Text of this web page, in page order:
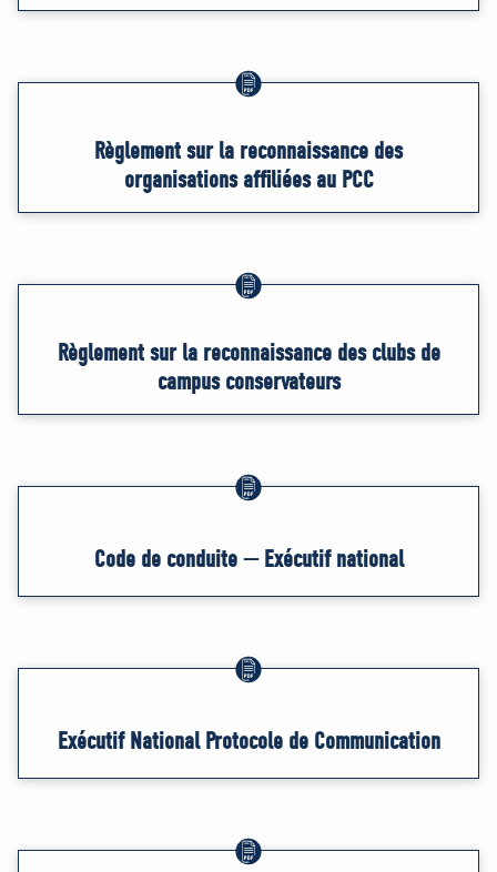
Règlement sur la reconnaissance des
organisations affiliées au PCC
Règlement sur la reconnaissance des clubs de
campus conservateurs
Code de conduite — Exécutif national
Exécutif National Protocole de Communication